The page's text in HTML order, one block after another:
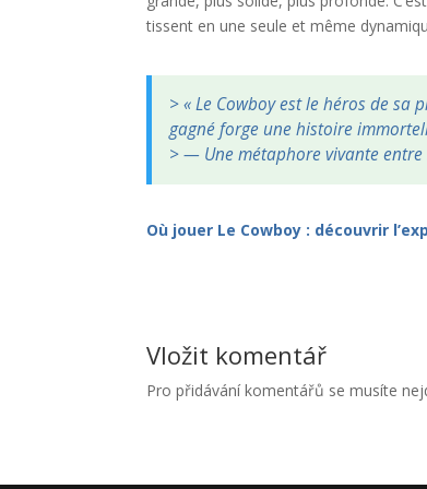
tissent en une seule et même
> « Le Cowboy est le héros de sa
gagné forge une histoire
> — Une métaphore vivante
Où jouer Le Cowboy : découvrir
Vložit komentář
Pro přidávání komentářů se musíte